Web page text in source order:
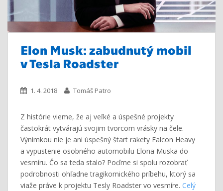
Elon Musk: zabudnutý mobil
v Tesla Roadster
1. 4. 2018 Tomáš Patro
Z histórie vieme, že aj veľké a úspešné projekty
častokrát vytvárajú svojim tvorcom vrásky na čele.
Výnimkou nie je ani úspešný štart rakety Falcon Heavy
a vypustenie osobného automobilu Elona Muska do
vesmíru. Čo sa teda stalo? Poďme si spolu rozobrať
podrobnosti ohľadne tragikomického príbehu, ktorý sa
viaže práve k projektu Tesly Roadster vo vesmíre. Celý